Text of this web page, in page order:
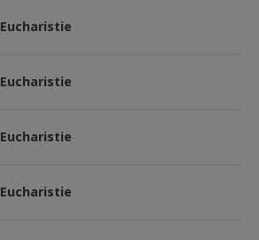
Eucharistie
Eucharistie
Eucharistie
Eucharistie